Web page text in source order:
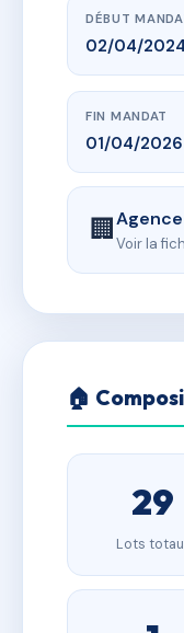
DÉBUT
02/04/2024
FIN MANDAT
01/04/2026
🏢Voir la
🏠
29
Lots